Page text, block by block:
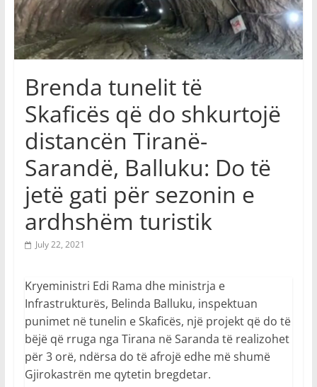
Brenda tunelit të
Skaficës që do shkurtojë
distancën Tiranë-
Sarandë, Balluku: Do të
jetë gati për sezonin e
ardhshëm turistik
July 22, 2021
Kryeministri Edi Rama dhe ministrja e
Infrastrukturës, Belinda Balluku, inspektuan
punimet në tunelin e Skaficës, një projekt që do të
bëjë që rruga nga Tirana në Saranda të realizohet
për 3 orë, ndërsa do të afrojë edhe më shumë
Gjirokastrën me qytetin bregdetar.